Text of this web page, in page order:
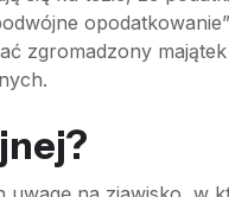
zgromadzony majątek